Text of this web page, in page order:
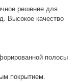
решение для
Высокое качество
полосы
покрытием.